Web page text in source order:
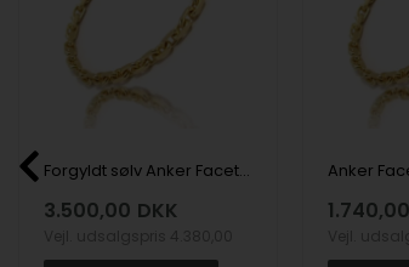
Forgyldt sølv Anker Facet halskæde, bredde 4,0 mm (Tråd 1,50), længde 60 cm
3.500,00 DKK 1.740,00